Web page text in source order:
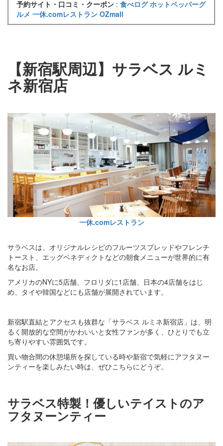
予約サイト・口コミ・クーポン : 食べログホットペッパーグ
ルメ 一休.comレストラン OZmall
【新宿駅周辺】サラベス ルミ
ネ新宿店
一休.comレストラン
サラベスは、オリジナルレシピのフルーツスプレッドやフレンチ
トースト、エッグベネディクトなどの朝食メニューが世界的に有
名なお店。
アメリカのNYに5店舗、フロリダに1店舗、日本の4店舗をはじ
め、タイや韓国などにも店舗が展開されています。
新宿駅直結とアクセスも抜群な「サラベス ルミネ新宿店」は、明
るく開放的な空間がかわいいと女性ファンが多く、ひとりでも立
ち寄りやすい雰囲気です。
買い物合間の休憩場所を探している時や新宿で気軽にアフタヌー
ンティーを楽しみたい時は、ぜひこちらにどうぞ。
サラベス特製！優しいテイストのア
フタヌーンティー